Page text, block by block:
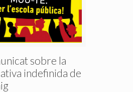
sobre la
indefinida de